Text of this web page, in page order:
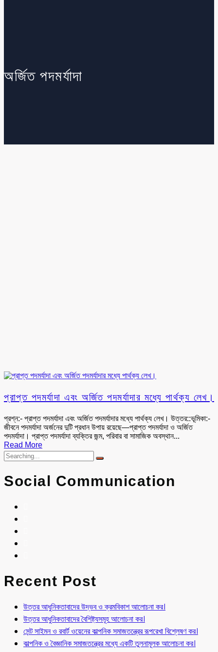
অর্জিত পদমর্যাদা
প্রাপ্ত পদমর্যাদা এবং অর্জিত পদমর্যাদার মধ্যে পার্থক্য লেখ।
প্রশ্ন:- প্রাপ্ত পদমর্যাদা এবং অর্জিত পদমর্যাদার মধ্যে পার্থক্য লেখ। উত্তর::ভূমিকা:-
জীবনে পদমর্যাদা অর্জনের দুটি প্রধান উপায় রয়েছে—প্রাপ্ত পদমর্যাদা ও অর্জিত
পদমর্যাদা। প্রাপ্ত পদমর্যাদা ব্যক্তির জন্ম, পরিবার বা সামাজিক অবস্থান...
Read More
Social Communication
Recent Post
উত্তর আধুনিকতাবাদের উদ্ভব ও ক্রমবিকাশ আলোচনা কর।
উত্তর আধুনিকতাবাদের বৈশিষ্ট্যসমূহ আলোচনা কর।
সেন্ট সাইমন ও রবার্ট ওয়েনের কাল্পনিক সমাজতন্ত্রের রূপরেখা বিশ্লেষণ কর।
কাল্পনিক ও বৈজ্ঞানিক সমাজতন্ত্রের মধ্যে একটি তুলনামূলক আলোচনা কর।